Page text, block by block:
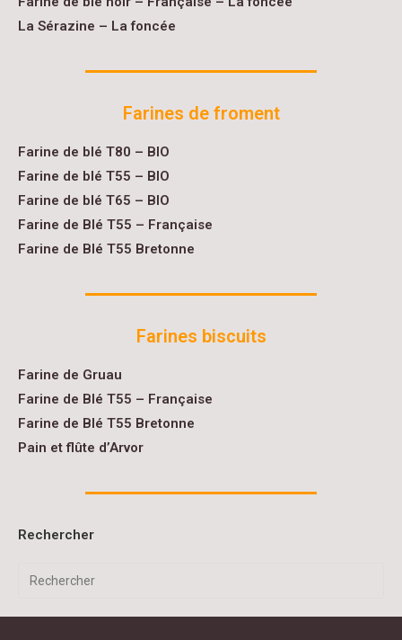
La Sérazine – La foncée
Farines de froment
Farine de blé T80 – BIO
Farine de blé T55 – BIO
Farine de blé T65 – BIO
Farine de Blé T55 – Française
Farine de Blé T55 Bretonne
Farines biscuits
Farine de Gruau
Farine de Blé T55 – Française
Farine de Blé T55 Bretonne
Pain et flûte d’Arvor
Rechercher